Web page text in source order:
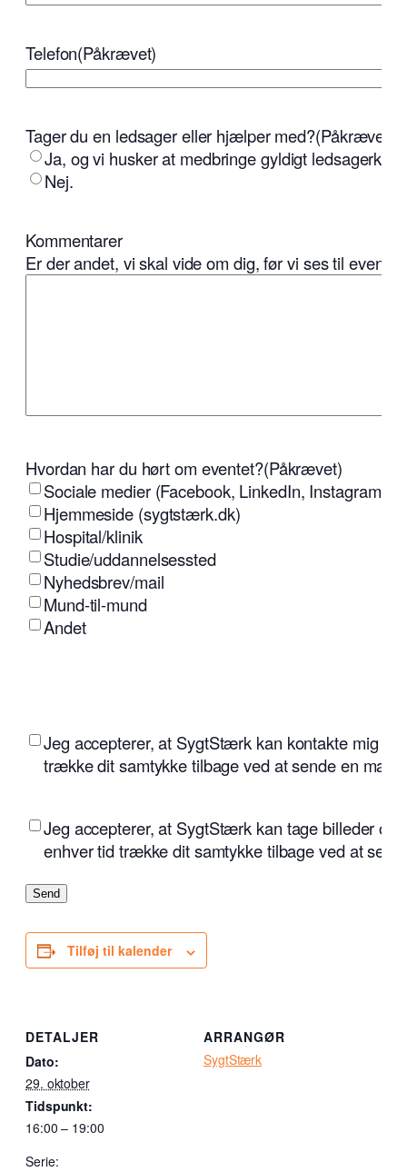
Telefon(Påkrævet)
Tager du en ledsager eller hjælper med?(Påkrævet)
Ja, og vi husker at medbringe gyldigt ledsagerkort.
Nej.
Kommentarer
Er der andet, vi skal vide om dig, før vi ses til
Hvordan har du hørt om eventet?(Påkrævet)
Sociale medier (Facebook, LinkedIn, Instagram
Hjemmeside (sygtstærk.dk)
Hospital/klinik
Studie/uddannelsessted
Nyhedsbrev/mail
Mund-til-mund
Andet
(Påkrævet)
Jeg accepterer, at SygtStærk kan kontakte mig
trække dit samtykke tilbage ved at sende en mail
(Påkrævet)
Jeg accepterer, at SygtStærk kan tage billeder
enhver tid trække dit samtykke tilbage ved at
Send
Tilføj til kalender
DETALJER
Dato:
29. oktober
Tidspunkt:
16:00 – 19:00
Serie:
ARRANGØR
SygtStærk